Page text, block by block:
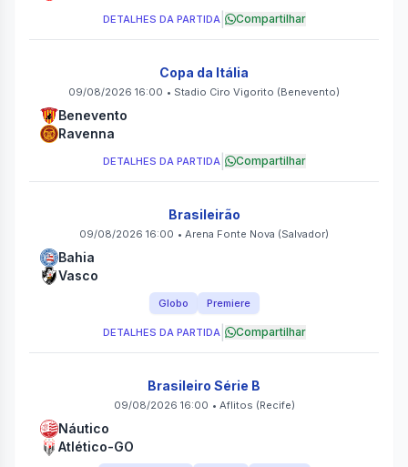
DETALHES DA PARTIDA| Compartilhar
Copa da Itália
09/08/2026 16:00 • Stadio Ciro Vigorito (Benevento)
Benevento
Ravenna
DETALHES DA PARTIDA| Compartilhar
Brasileirão
09/08/2026 16:00 • Arena Fonte Nova (Salvador)
Bahia
Vasco
Globo Premiere
DETALHES DA PARTIDA| Compartilhar
Brasileiro Série B
09/08/2026 16:00 • Aflitos (Recife)
Náutico
Atlético-GO